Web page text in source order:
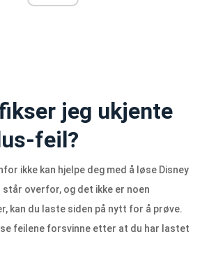
jeg ukjente
feil?
ikke kan hjelpe deg med å løse Disney
overfor, og det ikke er noen
kan du laste siden på nytt for å prøve.
feilene forsvinne etter at du har lastet